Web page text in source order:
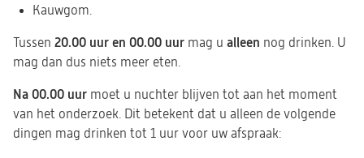
Kauwgom.
Tussen 20.00 uur en 00.00 uur mag u alleen nog drinken. U
mag dan dus niets meer eten.
Na 00.00 uur moet u nuchter blijven tot aan het moment
van het onderzoek. Dit betekent dat u alleen de volgende
dingen mag drinken tot 1 uur voor uw afspraak: